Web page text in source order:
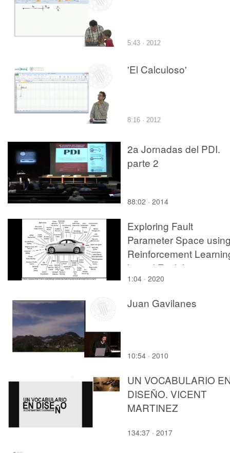
5:43 · 2012
'El Calculoso'
8:16 · 2012
2a Jornadas del PDI.
parte 2
88:02 · 2014
Exploring Fault
Parameter Space
Reinforcement
based Fault Injection
1:04 · 2020
Juan Gavilanes
10:54 · 2010
UN VOCABULARIO
DISEÑO. VICENT
MARTINEZ
134:37 · 2017